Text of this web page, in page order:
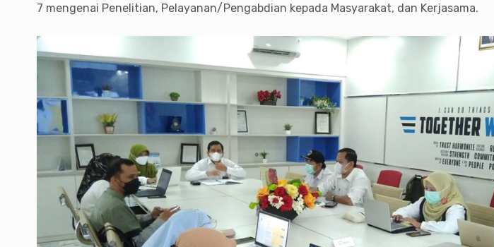
7 mengenai Penelitian, Pelayanan/Pengabdian kepada Masyarakat, dan Kerjasama.